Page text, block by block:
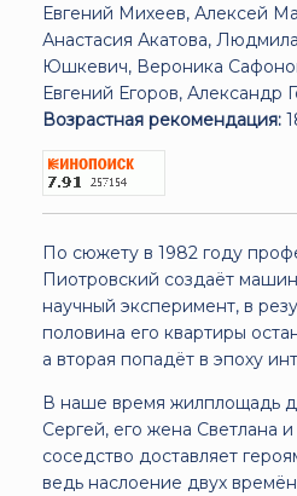
Евгений Михеев, Алексей
Анастасия Акатова,
Юшкевич, Вероника
Евгений Егоров, Александр
Возрастная рекомендация:
По сюжету в 1982 году
Пиотровский создаёт
научный эксперимент, в
половина его квартиры
а вторая попадёт в эпоху
В наше время жилплощадь
Сергей, его жена Светлана
соседство доставляет
ведь наслоение двух